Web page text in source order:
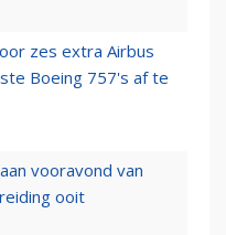
zes extra Airbus
Boeing 757's af te
vooravond van
ooit